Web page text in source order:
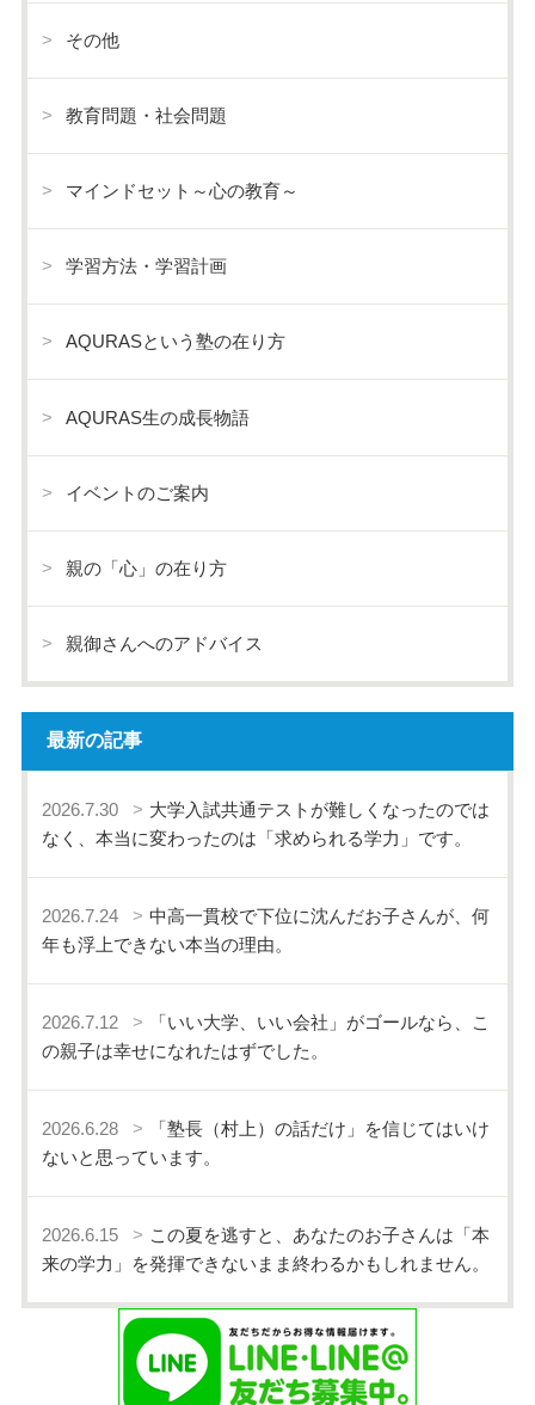
その他
教育問題・社会問題
マインドセット～心の教育～
学習方法・学習計画
AQURASという塾の在り方
AQURAS生の成長物語
イベントのご案内
親の「心」の在り方
親御さんへのアドバイス
最新の記事
2026.7.30
大学入試共通テストが難しくなったのでは
なく、本当に変わったのは「求められる学力」です。
2026.7.24
中高一貫校で下位に沈んだお子さんが、何
年も浮上できない本当の理由。
2026.7.12
「いい大学、いい会社」がゴールなら、こ
の親子は幸せになれたはずでした。
2026.6.28
「塾長（村上）の話だけ」を信じてはいけ
ないと思っています。
2026.6.15
この夏を逃すと、あなたのお子さんは「本
来の学力」を発揮できないまま終わるかもしれません。